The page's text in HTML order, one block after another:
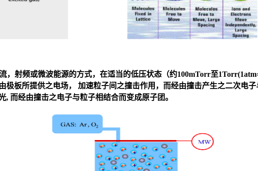
，射频或微波能源的方式，在适当的低压状态（约100mTorr至
极板所提供之电场， 加速粒子间之撞击作用，而经由撞击产生之二次电
而经由撞击之电子与粒子相结合而变成原子团。